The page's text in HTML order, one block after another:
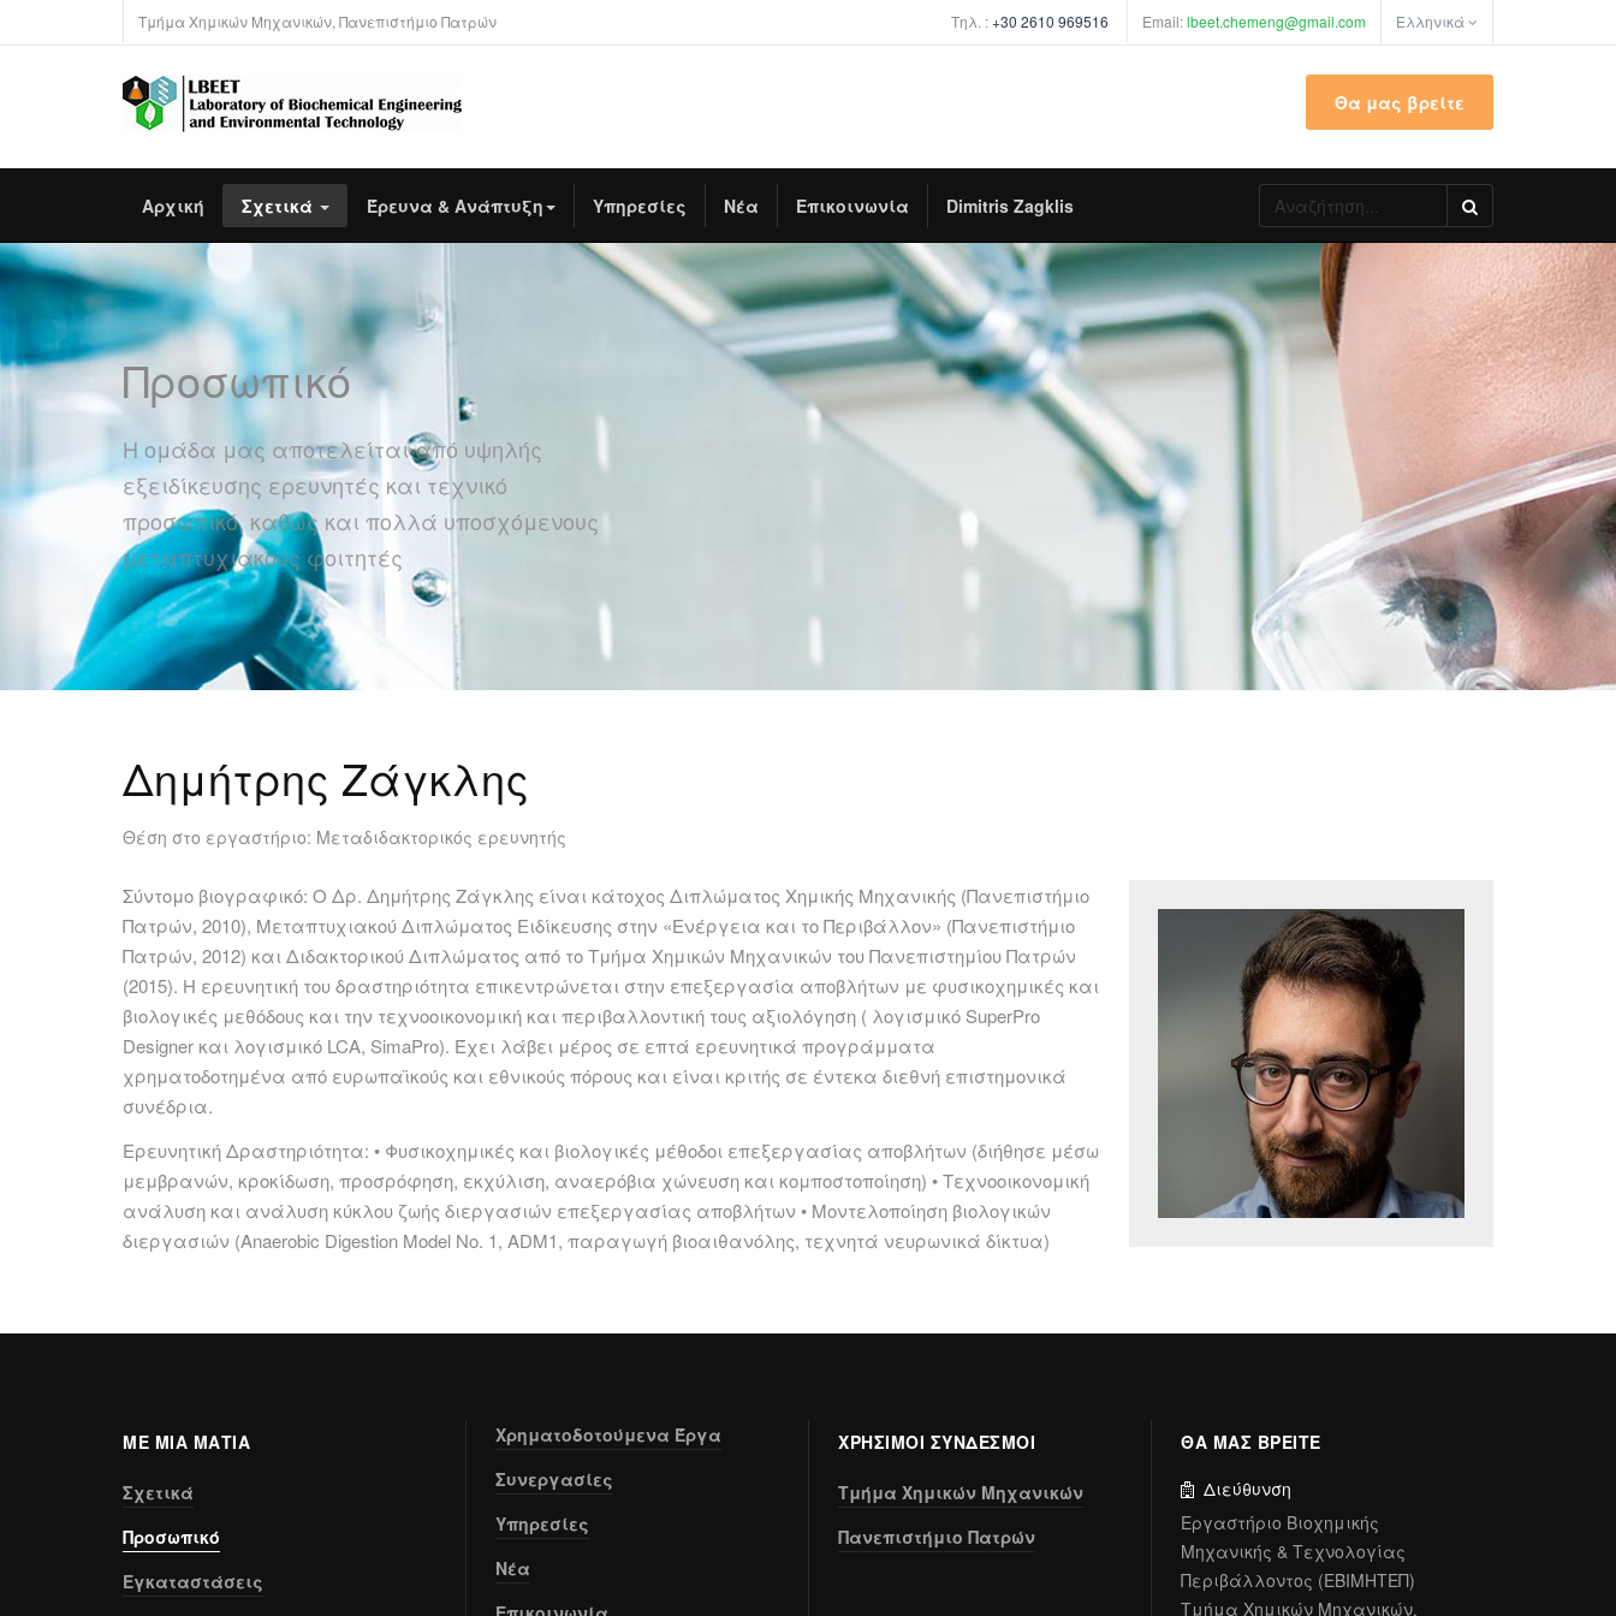
Τμήμα Χημικών Μηχανικών, Πανεπιστήμιο Πατρών Τηλ. :+30 2610 969516 Email:lbeet.chemeng@gmail.com Ελληνικά
Θα μας βρείτε
Αρχική Σχετικά Έρευνα & Ανάπτυξη Υπηρεσίες Νέα Επικοινωνία Dimitris Zagklis Αναζήτηση...
Προσωπικό
Η ομάδα μας αποτελείται από υψηλής
εξειδίκευσης ερευνητές και τεχνικό
προσωπικό, καθώς και πολλά υποσχόμενους
μεταπτυχιακούς φοιτητές
Δημήτρης Ζάγκλης
Θέση στο εργαστήριο: Μεταδιδακτορικός ερευνητής
Σύντομο βιογραφικό: Ο Δρ. Δημήτρης Ζάγκλης είναι κάτοχος Διπλώματος Χημικής Μηχανικής (Πανεπιστήμιο
Πατρών, 2010), Μεταπτυχιακού Διπλώματος Ειδίκευσης στην «Ενέργεια και το Περιβάλλον» (Πανεπιστήμιο
Πατρών, 2012) και Διδακτορικού Διπλώματος από το Τμήμα Χημικών Μηχανικών του Πανεπιστημίου Πατρών
(2015). Η ερευνητική του δραστηριότητα επικεντρώνεται στην επεξεργασία αποβλήτων με φυσικοχημικές και
βιολογικές μεθόδους και την τεχνοοικονομική και περιβαλλοντική τους αξιολόγηση ( λογισμικό SuperPro
Designer και λογισμικό LCA, SimaPro). Έχει λάβει μέρος σε επτά ερευνητικά προγράμματα
χρηματοδοτημένα από ευρωπαϊκούς και εθνικούς πόρους και είναι κριτής σε έντεκα διεθνή επιστημονικά
συνέδρια.
Ερευνητική Δραστηριότητα: • Φυσικοχημικές και βιολογικές μέθοδοι επεξεργασίας αποβλήτων (διήθησε μέσω
μεμβρανών, κροκίδωση, προσρόφηση, εκχύλιση, αναερόβια χώνευση και κομποστοποίηση) • Τεχνοοικονομική
ανάλυση και ανάλυση κύκλου ζωής διεργασιών επεξεργασίας αποβλήτων • Μοντελοποίηση βιολογικών
διεργασιών (Anaerobic Digestion Model No. 1, ADM1, παραγωγή βιοαιθανόλης, τεχνητά νευρωνικά δίκτυα)
ΜΕ ΜΙΑ ΜΑΤΙΑ
Σχετικά
Προσωπικό
Εγκαταστάσεις
Χρηματοδοτούμενα Έργα
Συνεργασίες
Υπηρεσίες
Νέα
ΧΡΗΣΙΜΟΙ ΣΥΝΔΕΣΜΟΙ
Τμήμα Χημικών Μηχανικών
Πανεπιστήμιο Πατρών
ΘΑ ΜΑΣ ΒΡΕΙΤΕ
Διεύθυνση
Εργαστήριο Βιοχημικής
Μηχανικής & Τεχνολογίας
Περιβάλλοντος (ΕΒΙΜΗΤΕΠ)
Τμήμα Χημικών Μηχανικών,